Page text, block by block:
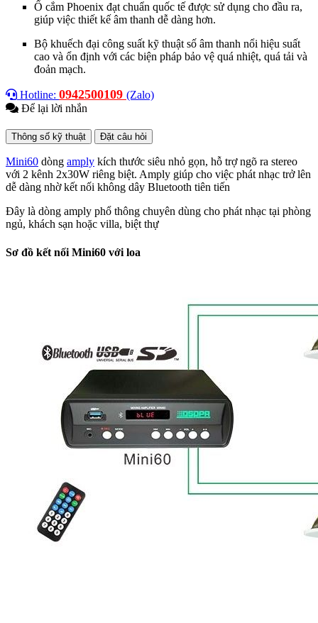
Ổ cắm Phoenix đạt chuẩn quốc tế được sử dụng cho đầu ra,
giúp việc thiết kế âm thanh dễ dàng hơn.
Bộ khuếch đại công suất kỹ thuật số âm thanh nổi hiệu suất
cao và ổn định với các biện pháp bảo vệ quá nhiệt, quá tải và
đoản mạch.
Hotline: 0942500109 (Zalo)
Để lại lời nhắn
Thông số kỹ thuật Đặt câu hỏi
Mini60 dòng amply kích thước siêu nhỏ gọn, hỗ trợ ngõ ra stereo
với 2 kênh 2x30W riêng biệt. Amply giúp cho việc phát nhạc trở lên
dễ dàng nhờ kết nối không dây Bluetooth tiên tiến
Đây là dòng amply phổ thông chuyên dùng cho phát nhạc tại phòng
ngủ, khách sạn hoặc villa, biệt thự
Sơ đồ kết nối Mini60 với loa